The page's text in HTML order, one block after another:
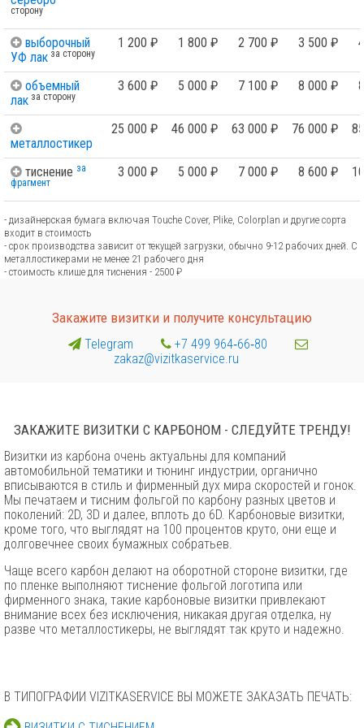
сторону
выборочный
УФ лак за сторону
1 200 ₽ 1 800 ₽ 2 700 ₽ 3 500 ₽
объемный
лак за сторону
3 600 ₽ 5 000 ₽ 7 100 ₽ 8 000 ₽
металлостикер
25 000 ₽ 46 000 ₽ 63 000 ₽ 76 000 ₽
тиснение за
фрагмент
3 000 ₽ 5 000 ₽ 7 000 ₽ 8 600 ₽
- дизайнерская бумага включая Touche Cover, Plike, Colorplan и другие сорта
входит в стоимость
- срок производства зависит от текущей загрузки, обычно 9-12 рабочих дней. С
металлостикерами не менее 21 рабочего дня
- стоимость клише для тиснения - 2500 ₽
Закажите визитки и получите консультацию
Telegram
+7 499 964‑66‑80
zakaz@vizitkaservice.ru
ЗАКАЖИТЕ ВИЗИТКИ С КАРБОНОМ - СЛЕДУЙТЕ ТРЕНДУ!
Визитки из карбона очень актуальны для компаний
автомобильной тематики и тюнинг индустрии, органично
вписываются в стиль и фирменный дух мира скоростей и гонок.
Мы печатаем и тисним фольгой по карбону разных цветов и
поколений: 2D, 3D и далее, вплоть до 6D. Карбоновые визитки,
кроме того, что выглядят на 100 процентов круто, они еще и
долговечнее своих бумажных собратьев.
Чаще всего карбон делают на оборотной стороне визитки, где
по пленке выполняют тиснение фольгой логотипа или
фирменного знака, такие карбоновые визитки привлекают
внимание всех без исключения, никакая другая отделка, ну
разве что металлостикеры, не выглядят так круто и надежно.
В ТИПОГРАФИИ VIZITKASERVICE ВЫ МОЖЕТЕ ЗАКАЗАТЬ ПЕЧАТЬ: